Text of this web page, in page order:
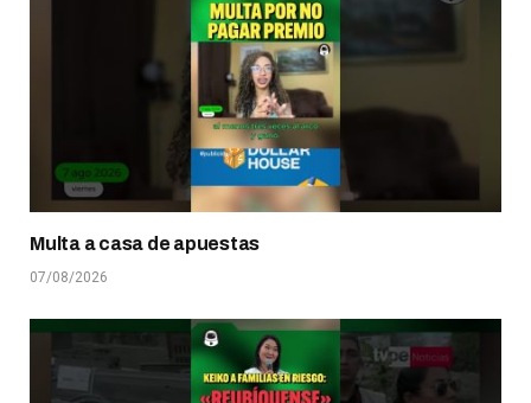
Multa a casa de apuestas
07/08/2026